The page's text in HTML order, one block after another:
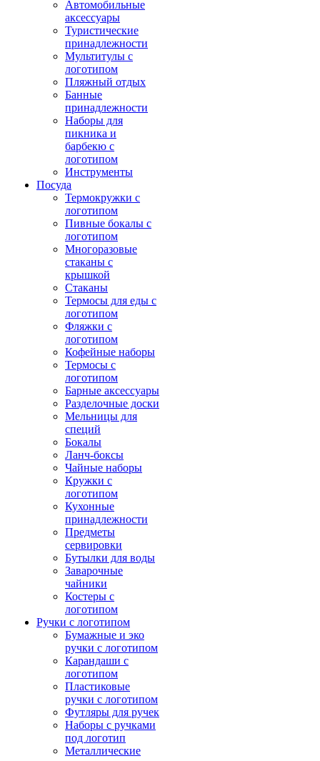
Автомобильные
аксессуары
Туристические
принадлежности
Мультитулы с
логотипом
Пляжный отдых
Банные
принадлежности
Наборы для
пикника и
барбекю с
логотипом
Инструменты
Посуда
Термокружки с
логотипом
Пивные бокалы с
логотипом
Многоразовые
стаканы с
крышкой
Стаканы
Термосы для еды с
логотипом
Фляжки с
логотипом
Кофейные наборы
Термосы с
логотипом
Барные аксессуары
Разделочные доски
Мельницы для
специй
Бокалы
Ланч-боксы
Чайные наборы
Кружки с
логотипом
Кухонные
принадлежности
Предметы
сервировки
Бутылки для воды
Заварочные
чайники
Костеры с
логотипом
Ручки с логотипом
Бумажные и эко
ручки с логотипом
Карандаши с
логотипом
Пластиковые
ручки с логотипом
Футляры для ручек
Наборы с ручками
под логотип
Металлические